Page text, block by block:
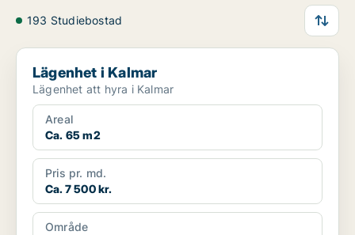
193 Studiebostad
Lägenhet i Kalmar
Lägenhet i Kalmar
Lägenhet att hyra i Kalmar
Areal
Ca. 65 m2
Pris pr. md.
Ca. 7 500 kr.
Område